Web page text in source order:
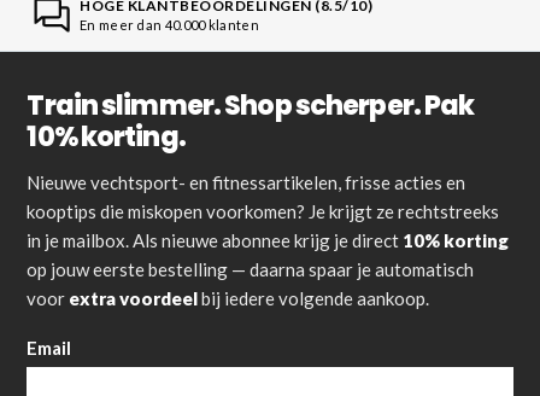
HOGE KLANTBEOORDELINGEN (8.5/10)
En meer dan 40.000 klanten
Train slimmer. Shop scherper. Pak
10% korting.
Nieuwe vechtsport- en fitnessartikelen, frisse acties en
kooptips die miskopen voorkomen? Je krijgt ze rechtstreeks
in je mailbox. Als nieuwe abonnee krijg je direct 10% korting
op jouw eerste bestelling — daarna spaar je automatisch
voor extra voordeelbij iedere volgende aankoop.
Email